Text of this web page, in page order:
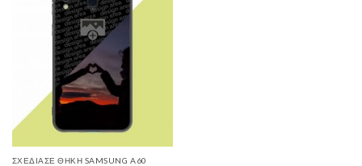
Wishlist
ΣΧΕΔΊΑΣΕ ΘΉΚΗ SAMSUNG A60